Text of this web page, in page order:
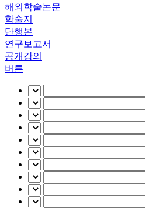
해외학술논문
학술지
단행본
연구보고서
공개강의
버튼